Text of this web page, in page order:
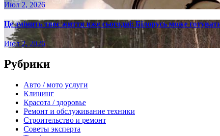
Июл 2, 2026
Це змінить твоє життя вже сьогодні: Білорусь може
Июл 2, 2026
Рубрики
Авто / мото услуги
Клининг
Красота / здоровье
Ремонт и обслуживание техники
Строительство и ремонт
Советы эксперта